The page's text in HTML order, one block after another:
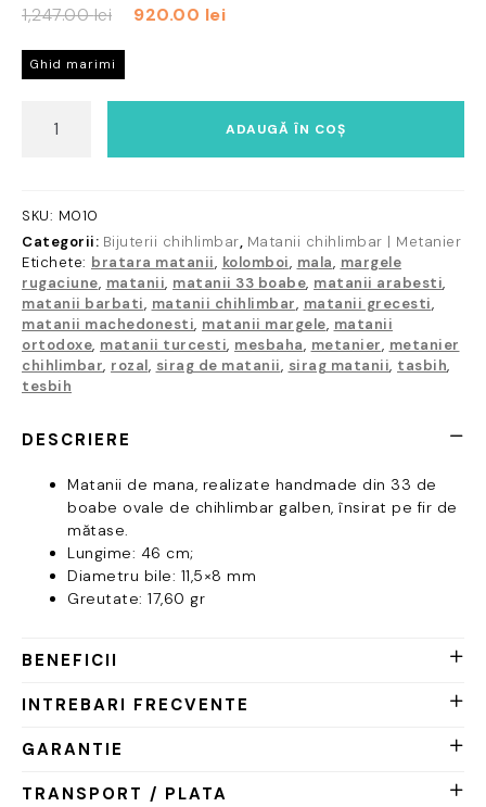
1,247.00lei
Prețul
a
1,247.00 lei.
920.00 lei
Prețul
este:
Ghid marimi
Matanii
chihlimbar,
boabe,
culoare
galben,
M010
ADAUGĂ ÎN COȘ
SKU: M010
Categorii: Bijuterii chihlimbar, Matanii chihlimbar | Metanier
Etichete: bratara matanii, kolomboi, mala, margele
rugaciune, matanii, matanii 33 boabe, matanii arabesti,
matanii barbati, matanii chihlimbar, matanii grecesti,
matanii machedonesti, matanii margele, matanii
ortodoxe, matanii turcesti, mesbaha, metanier, metanier
chihlimbar, rozal, sirag de matanii, sirag matanii, tasbih,
tesbih
DESCRIERE
Matanii de mana, realizate handmade din 33 de
boabe ovale de chihlimbar galben, însirat pe fir de
mătase.
Lungime: 46 cm;
Diametru bile: 11,5×8 mm
Greutate: 17,60 gr
BENEFICII
INTREBARI FRECVENTE
GARANTIE
TRANSPORT / PLATA